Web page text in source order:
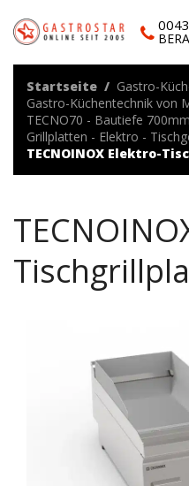
Startseite
Gastro-
Gastro-Küchentechnik von
TECNO70 - Bautiefe 700mm
Grillplatten - Elektro -
TECNOINOX Elektro-